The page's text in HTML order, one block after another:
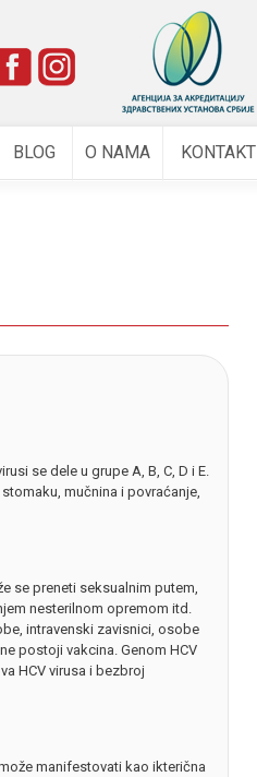
BLOG O NAMA KONTAKT
se dele u grupe A, B, C, D i E.
mučnina i povraćanje,
se preneti seksualnim putem,
nesterilnom opremom itd.
intravenski zavisnici, osobe
postoji vakcina. Genom HCV
HCV virusa i bezbroj
manifestovati kao ikterična